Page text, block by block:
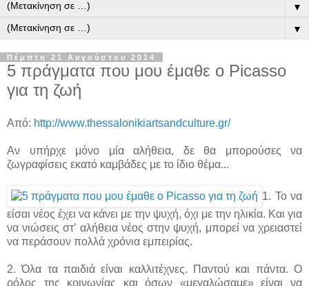
▼
▼
Πέμπτη 21 Αυγούστου 2014
5 πράγματα που μου έμαθε ο Picasso
για τη ζωή
Από: http://www.thessalonikiartsandculture.gr/
Αν υπήρχε μόνο μία αλήθεια, δε θα μπορούσες να
ζωγραφίσεις εκατό καμβάδες με το ίδιο θέμα...
1. Το να
είσαι νέος έχει να κάνει με την ψυχή, όχι με την ηλικία. Και για
να νιώσεις στ’ αλήθεια νέος στην ψυχή, μπορεί να χρειαστεί
να περάσουν πολλά χρόνια εμπειρίας.
2. Όλα τα παιδιά είναι καλλιτέχνες. Παντού και πάντα. Ο
ρόλος της κοινωνίας και όσων «μεγαλώσαμε» είναι να